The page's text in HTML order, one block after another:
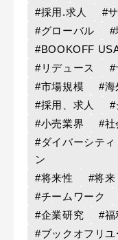
#採用.求人
#
#グローバル
#
#BOOKOFF
#リデュース
#
#市場規模
#海
#採用、求人
#
#小売業界
#社
#ダイバーシテ
ン
#将来性
#将来
#チームワーク
#企業研究
#福
#ブックオフリ